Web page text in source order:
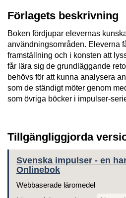
Förlagets beskrivning
Boken fördjupar elevernas
användningsområden. Eleverna
framställning och i konsten att
får lära sig de grundläggande
behövs för att kunna analysera
som de ständigt möter genom
som övriga böcker i impulser-
Tillgängliggjorda
Svenska impulser - en
Onlinebok
Webbaserade läromedel